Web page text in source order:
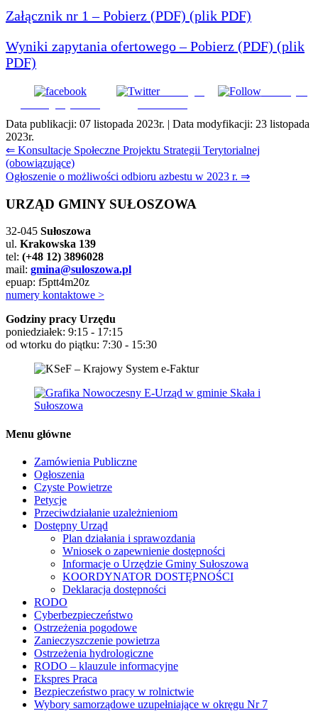
Załącznik nr 1 – Pobierz (PDF) (plik PDF)
Wyniki zapytania ofertowego – Pobierz (PDF) (plik
PDF)
Udostępnij
Subskrybuj
Data publikacji: 07 listopada 2023r. | Data modyfikacji: 23 listopada
2023r.
Nawigacja
wpisu
⇐ Konsultacje Społeczne Projektu Strategii Terytorialnej
(obowiązujące)
Ogłoszenie o możliwości odbioru azbestu w 2023 r. ⇒
URZĄD GMINY SUŁOSZOWA
32-045 Sułoszowa
ul. Krakowska 139
tel: (+48 12) 3896028
mail: gmina@suloszowa.pl
epuap: f5ptt4m20z
numery kontaktowe >
Godziny pracy Urzędu
poniedziałek: 9:15 - 17:15
od wtorku do piątku: 7:30 - 15:30
Menu główne
Zamówienia Publiczne
Ogłoszenia
Czyste Powietrze
Petycje
Przeciwdziałanie uzależnieniom
Dostępny Urząd
Plan działania i sprawozdania
Wniosek o zapewnienie dostępności
Informacje o Urzędzie Gminy Sułoszowa
KOORDYNATOR DOSTĘPNOŚCI
Deklaracja dostępności
RODO
Cyberbezpieczeństwo
Ostrzeżenia pogodowe
Zanieczyszczenie powietrza
Ostrzeżenia hydrologiczne
RODO – klauzule informacyjne
Ekspres Praca
Bezpieczeństwo pracy w rolnictwie
Wybory samorządowe uzupełniające w okręgu Nr 7